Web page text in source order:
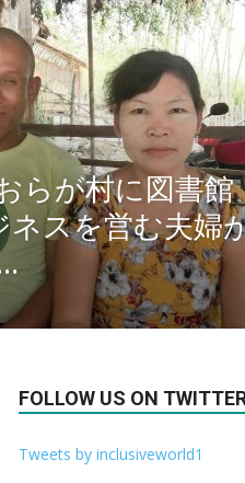
らが村に図書館
ネスを営む夫婦
FOLLOW US ON
Tweets by inclusiveworld1